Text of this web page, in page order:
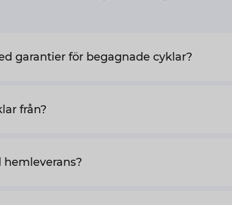
garantier för begagnade cyklar?
från?